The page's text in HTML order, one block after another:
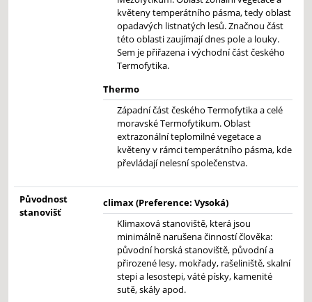
květeny temperátního pásma, tedy oblast
opadavých listnatých lesů. Značnou část
této oblasti zaujímají dnes pole a louky.
Sem je přiřazena i východní část českého
Termofytika.
Thermo
Západní část českého Termofytika a celé
moravské Termofytikum. Oblast
extrazonální teplomilné vegetace a
květeny v rámci temperátního pásma, kde
převládají nelesní společenstva.
Původnost
stanovišť
climax (Preference: Vysoká)
Klimaxová stanoviště, která jsou
minimálně narušena činností člověka:
původní horská stanoviště, původní a
přirozené lesy, mokřady, rašeliniště, skalní
stepi a lesostepi, váté písky, kamenité
sutě, skály apod.